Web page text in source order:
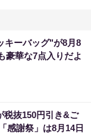
キーバッグ"が8月8
豪華な7点入りだよ
税抜150円引き&ご
感謝祭」は8月14日